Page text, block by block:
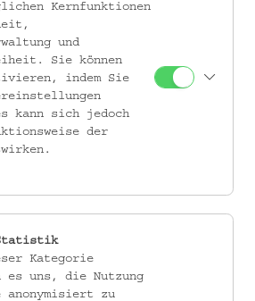
Kernfunktionen
und
Sie können
indem Sie
kann sich jedoch
der
Kategorie
es uns, die Nutzung
anonymisiert zu